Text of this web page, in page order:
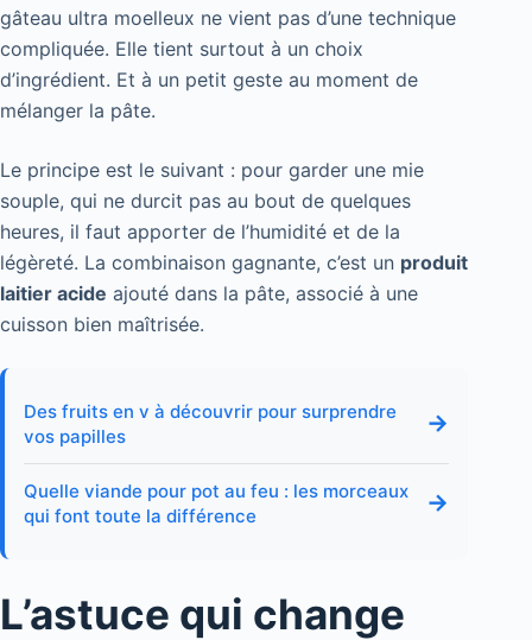
gâteau ultra moelleux ne vient pas d’une technique
compliquée. Elle tient surtout à un choix
d’ingrédient. Et à un petit geste au moment de
mélanger la pâte.
Le principe est le suivant : pour garder une mie
souple, qui ne durcit pas au bout de quelques
heures, il faut apporter de l’humidité et de la
légèreté. La combinaison gagnante, c’est un produit
laitier acide ajouté dans la pâte, associé à une
cuisson bien maîtrisée.
Des fruits en v à découvrir pour surprendre
vos papilles
→
Quelle viande pour pot au feu : les morceaux
qui font toute la différence
→
L’astuce qui change